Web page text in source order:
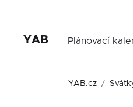
YAB Plánovací
YAB.cz